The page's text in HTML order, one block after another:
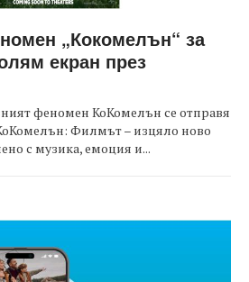
„Кокомелън“ за
екран през
феномен КоКомелън се отправя
Филмът – изцяло ново
с музика, емоция и...